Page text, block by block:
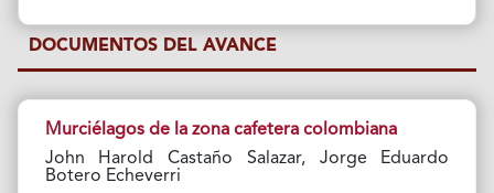
DOCUMENTOS DEL AVANCE
Murciélagos de la zona cafetera colombiana
John Harold Castaño Salazar, Jorge Eduardo
Botero Echeverri